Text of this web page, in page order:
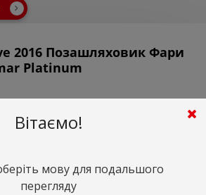
2016 Позашляховик Фари
Platinum
грн. ($24.06)
Вітаємо!
мову для подальшого
перегляду